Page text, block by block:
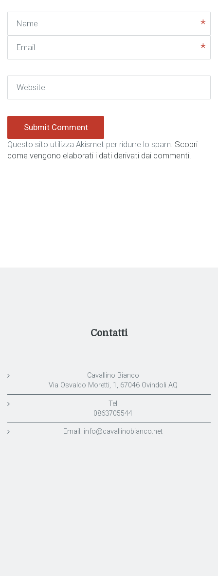
Questo sito utilizza Akismet per ridurre lo spam. Scopri
come vengono elaborati i dati derivati dai commenti
Contatti
Cavallino Bianco
Via Osvaldo Moretti, 1, 67046 Ovindoli AQ
Tel
0863705544
Email: info@cavallinobianco.net